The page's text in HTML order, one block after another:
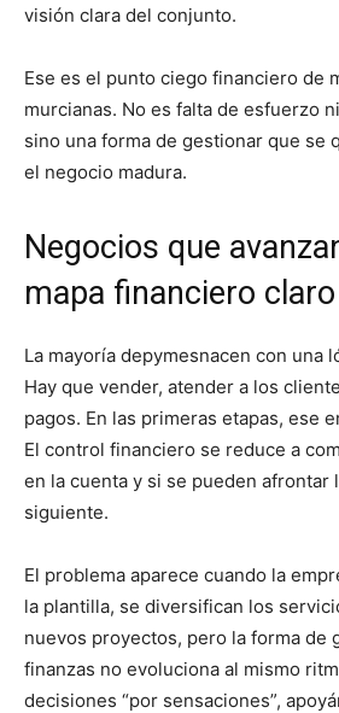
visión clara del conjunto.
Ese es el punto ciego financiero de
murcianas. No es falta de esfuerzo
sino una forma de gestionar que se
el negocio madura.
Negocios que
mapa financiero claro
La mayoría depymesnacen con una
Hay que vender, atender a los
pagos. En las primeras etapas, ese
El control financiero se reduce a
en la cuenta y si se pueden afrontar
siguiente.
El problema aparece cuando la
la plantilla, se diversifican los
nuevos proyectos, pero la forma de
finanzas no evoluciona al mismo
decisiones “por sensaciones”,